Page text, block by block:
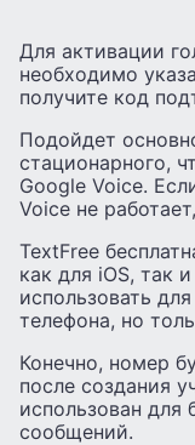
Для активации
необходимо
получите код
Подойдет
стационарного,
Google Voice.
Voice не
TextFree
как для iOS, так
использовать
телефона, но
Конечно, номер
после создания
использован для
сообщений.